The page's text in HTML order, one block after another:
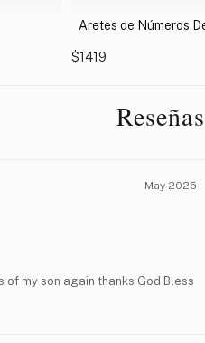
Deportivos
May 2025
of my son again thanks God Bless